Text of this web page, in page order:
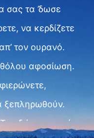
σας τα ’δωσε
να κερδίζετε
τον ουρανό.
αφοσίωση.
ξεπληρωθούν.
δώσατε εσείς,